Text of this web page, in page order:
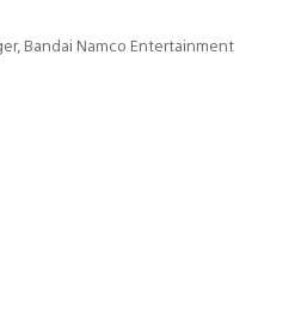
Bandai Namco Entertainment